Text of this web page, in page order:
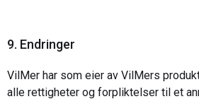
9. Endringer
VilMer har som eier av VilMers
alle rettigheter og forpliktelser til et